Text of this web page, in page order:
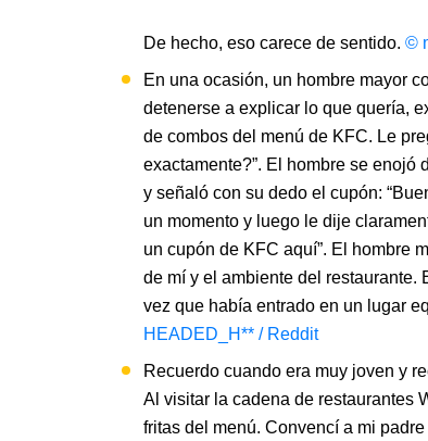
De hecho, eso carece de sentido. ©
En una ocasión, un hombre mayor
detenerse a explicar lo que quería,
de combos del menú de KFC. Le
exactamente?”. El hombre se enojó
y señaló con su dedo el cupón:
un momento y luego le dije
un cupón de KFC aquí”. El hombre
de mí y el ambiente del restaurante.
vez que había entrado en un lugar
HEADED_H** / Reddit
Recuerdo cuando era muy joven y
Al visitar la cadena de restaurantes
fritas del menú. Convencí a mi